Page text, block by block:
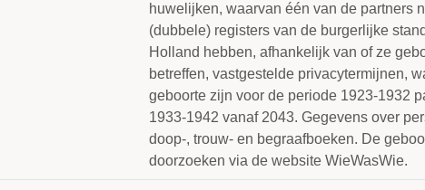
huwelijken, waarvan één van de partners
(dubbele) registers van de burgerlijke
Holland hebben, afhankelijk van of ze
betreffen, vastgestelde privacytermijnen,
geboorte zijn voor de periode 1923-1932
1933-1942 vanaf 2043. Gegevens over
doop-, trouw- en begraafboeken. De
doorzoeken via de website WieWasWie.